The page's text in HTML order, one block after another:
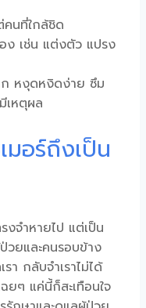
คนที่ใกล้ชิด
อง เช่น แต่งตัว แปรง
หงุดหงิดง่าย ซึม
เหตุผล
มอร์ถึงเป็น
งจำหายไป แต่เป็น
วยและคนรอบข้าง
า กลับจำเราไม่ได้
ยๆ แค่นี้ก็สะเทือนใจ